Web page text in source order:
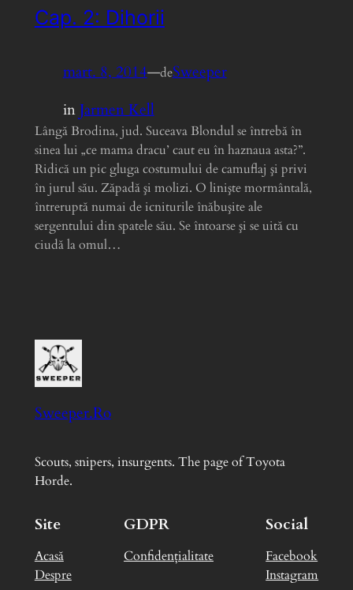
Cap. 2: Dihorii
mart. 8, 2014—deSweeper
inJarmen Kell
Lângă Brodina, jud. Suceava Blondul se întrebă în
sinea lui „ce mama dracu’ caut eu în haznaua asta?”.
Ridică un pic gluga costumului de camuflaj şi privi
în jurul său. Zăpadă şi molizi. O linişte mormântală,
întreruptă numai de icniturile înăbuşite ale
sergentului din spatele său. Se întoarse şi se uită cu
ciudă la omul…
Sweeper.Ro
Scouts, snipers, insurgents. The page of Toyota
Horde.
Site
Acasă
Despre
GDPR
Confidențialitate
Social
Facebook
Instagram